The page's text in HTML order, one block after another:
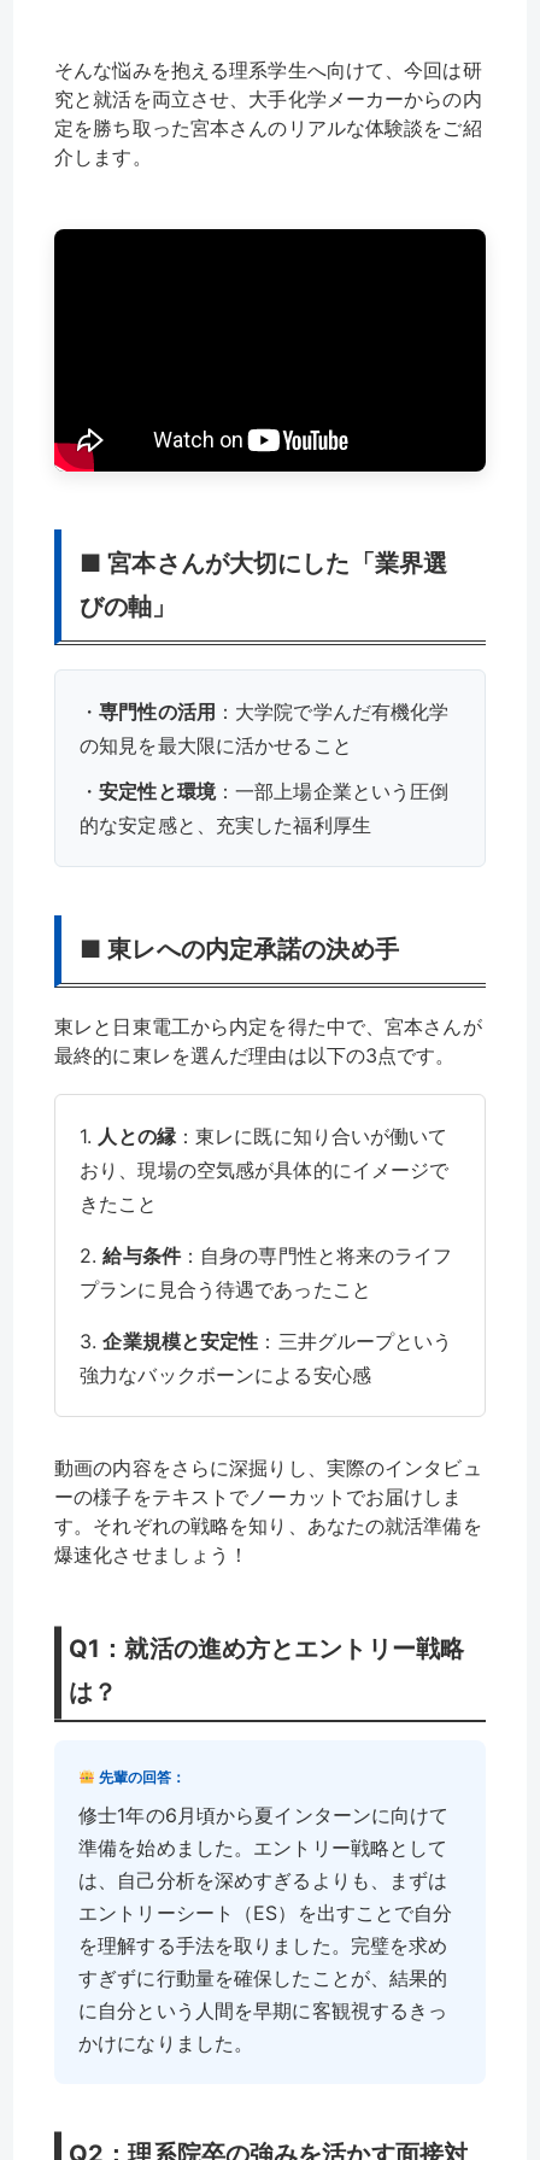
そんな悩みを抱える理系学生へ向けて、今回は研
究と就活を両立させ、大手化学メーカーからの内
定を勝ち取った宮本さんのリアルな体験談をご紹
介します。
■ 宮本さんが大切にした「業界選
びの軸」
・専門性の活用 ：大学院で学んだ有機化学
の知見を最大限に活かせること
・安定性と環境：一部上場企業という圧倒
的な安定感と、充実した福利厚生
■ 東レへの内定承諾の決め手
東レと日東電工から内定を得た中で、宮本さんが
最終的に東レを選んだ理由は以下の3点です。
1. 人との縁：東レに既に知り合いが働いて
おり、現場の空気感が具体的にイメージで
きたこと
2.給与条件：自身の専門性と将来のライフ
プランに見合う待遇であったこと
3.企業規模と安定性 ：三井グループという
強力なバックボーンによる安心感
動画の内容をさらに深掘りし、実際のインタビュ
ーの様子をテキストでノーカットでお届けしま
す。それぞれの戦略を知り、あなたの就活準備を
爆速化させましょう！
Q1：就活の進め方とエントリー戦略
は？
先輩の回答：
修士1年の6月頃から夏インターンに向けて
準備を始めました。エントリー戦略として
は、自己分析を深めすぎるよりも、まずは
エントリーシート（ES）を出すことで自分
を理解する手法を取りました。完璧を求め
すぎずに行動量を確保したことが、結果的
に自分という人間を早期に客観視するきっ
かけになりました。
Q2：理系院卒の強みを活かす面接対